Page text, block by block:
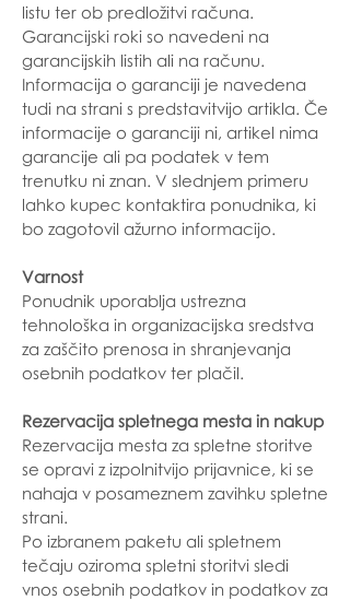
listu ter ob predložitvi računa.
Garancijski roki so navedeni na
garancijskih listih ali na računu.
Informacija o garanciji je navedena
tudi na strani s predstavitvijo artikla. Če
informacije o garanciji ni, artikel nima
garancije ali pa podatek v tem
trenutku ni znan. V slednjem primeru
lahko kupec kontaktira ponudnika, ki
bo zagotovil ažurno informacijo.
Varnost
Ponudnik uporablja ustrezna
tehnološka in organizacijska sredstva
za zaščito prenosa in shranjevanja
osebnih podatkov ter plačil.
Rezervacija spletnega mesta in nakup
Rezervacija mesta za spletne storitve
se opravi z izpolnitvijo prijavnice, ki se
nahaja v posameznem zavihku spletne
strani.
Po izbranem paketu ali spletnem
tečaju oziroma spletni storitvi sledi
vnos osebnih podatkov in podatkov za